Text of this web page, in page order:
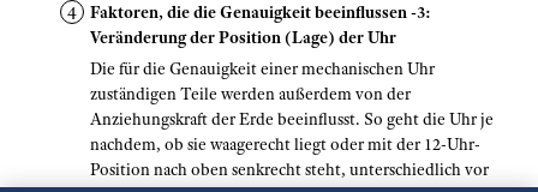
Faktoren, die die Genauigkeit beeinflussen -3:
Veränderung der Position (Lage) der Uhr
Die für die Genauigkeit einer mechanischen Uhr
zuständigen Teile werden außerdem von der
Anziehungskraft der Erde beeinflusst. So geht die Uhr je
nachdem, ob sie waagerecht liegt oder mit der 12-Uhr-
Position nach oben senkrecht steht, unterschiedlich vor